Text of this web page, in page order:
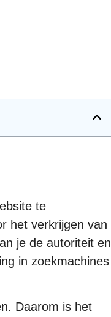
te
het verkrijgen van
je de autoriteit en
in zoekmachines
Daarom is het